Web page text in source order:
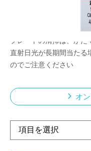
屋内/屋外どちらでも使
退色しにくい耐候性イン
プレートの清掃は、か
直射日光が長期間当たる
のでご注意ください
オ